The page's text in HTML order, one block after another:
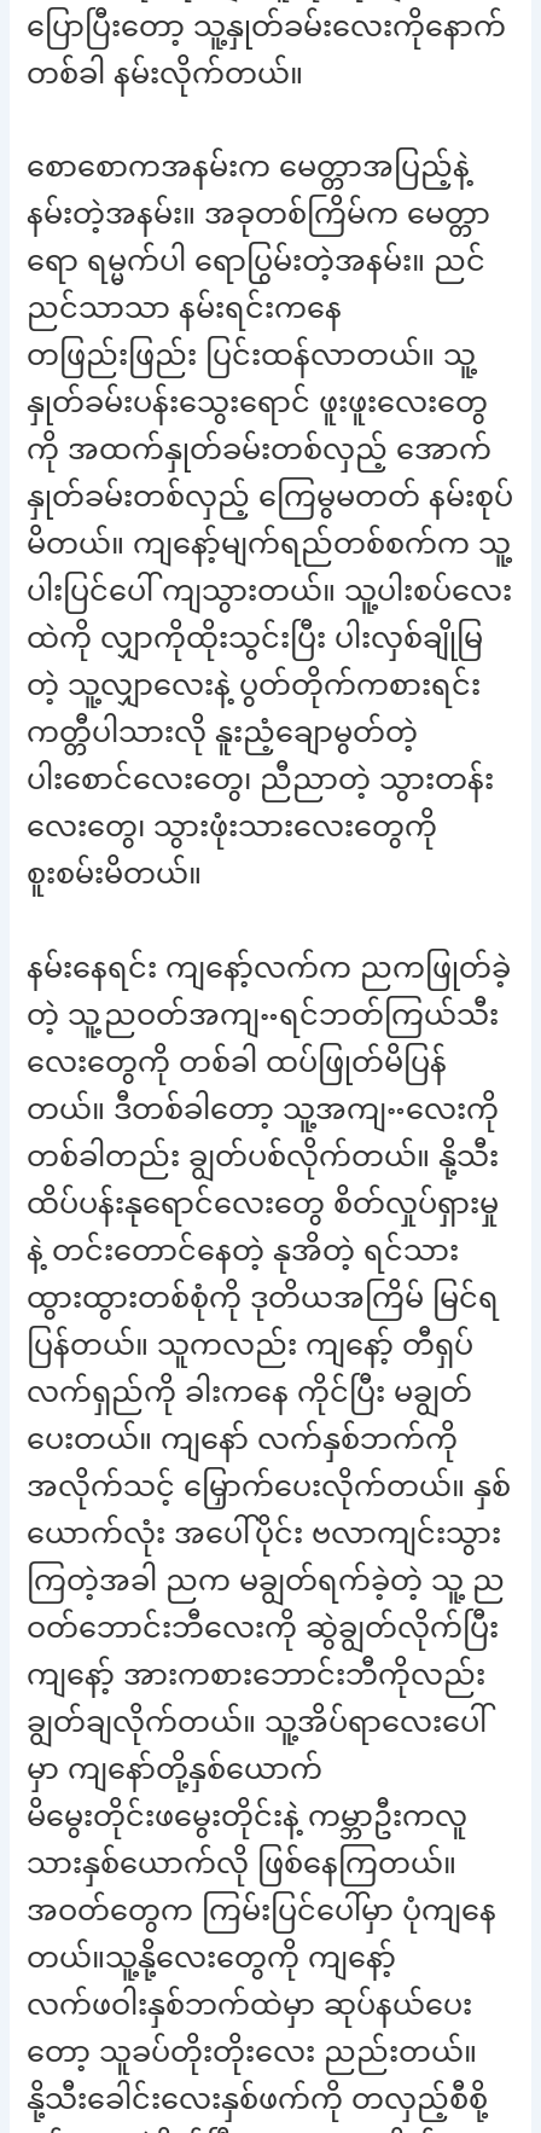
ပြောပြီးတော့ သူ့နှုတ်ခမ်းလေးကိုနောက်
တစ်ခါ နမ်းလိုက်တယ်။
စောစောကအနမ်းက မေတ္တာအပြည့်နဲ့
နမ်းတဲ့အနမ်း။ အခုတစ်ကြိမ်က မေတ္တာ
ရော ရမ္မက်ပါ ရောပြွမ်းတဲ့အနမ်း။ ညင်
ညင်သာသာ နမ်းရင်းကနေ
တဖြည်းဖြည်း ပြင်းထန်လာတယ်။ သူ့
နှုတ်ခမ်းပန်းသွေးရောင် ဖူးဖူးလေးတွေ
ကို အထက်နှုတ်ခမ်းတစ်လှည့် အောက်
နှုတ်ခမ်းတစ်လှည့် ကြေမွမတတ် နမ်းစုပ်
မိတယ်။ ကျနော့်မျက်ရည်တစ်စက်က သူ့
ပါးပြင်ပေါ် ကျသွားတယ်။ သူ့ပါးစပ်လေး
ထဲကို လျှာကိုထိုးသွင်းပြီး ပါးလှစ်ချိုမြ
တဲ့ သူ့လျှာလေးနဲ့ ပွတ်တိုက်ကစားရင်း
ကတ္တီပါသားလို နူးညံ့ချောမွတ်တဲ့
ပါးစောင်လေးတွေ၊ ညီညာတဲ့ သွားတန်း
လေးတွေ၊ သွားဖုံးသားလေးတွေကို
စူးစမ်းမိတယ်။
နမ်းနေရင်း ကျနော့်လက်က ညကဖြုတ်ခဲ့
တဲ့ သူ့ညဝတ်အကျႌရင်ဘတ်ကြယ်သီး
လေးတွေကို တစ်ခါ ထပ်ဖြုတ်မိပြန်
တယ်။ ဒီတစ်ခါတော့ သူ့အကျႌလေးကို
တစ်ခါတည်း ချွတ်ပစ်လိုက်တယ်။ နို့သီး
ထိပ်ပန်းနုရောင်လေးတွေ စိတ်လှုပ်ရှားမှု
နဲ့ တင်းတောင်နေတဲ့ နုအိတဲ့ ရင်သား
ထွားထွားတစ်စုံကို ဒုတိယအကြိမ် မြင်ရ
ပြန်တယ်။ သူကလည်း ကျနော့် တီရှပ်
လက်ရှည်ကို ခါးကနေ ကိုင်ပြီး မချွတ်
ပေးတယ်။ ကျနော် လက်နှစ်ဘက်ကို
အလိုက်သင့် မြှောက်ပေးလိုက်တယ်။ နှစ်
ယောက်လုံး အပေါ်ပိုင်း ဗလာကျင်းသွား
ကြတဲ့အခါ ညက မချွတ်ရက်ခဲ့တဲ့ သူ့ ည
ဝတ်ဘောင်းဘီလေးကို ဆွဲချွတ်လိုက်ပြီး
ကျနော့် အားကစားဘောင်းဘီကိုလည်း
ချွတ်ချလိုက်တယ်။ သူ့အိပ်ရာလေးပေါ်
မှာ ကျနော်တို့နှစ်ယောက်
မိမွေးတိုင်းဖမွေးတိုင်းနဲ့ ကမ္ဘာဦးကလူ
သားနှစ်ယောက်လို ဖြစ်နေကြတယ်။
အဝတ်တွေက ကြမ်းပြင်ပေါ်မှာ ပုံကျနေ
တယ်။သူ့နို့လေးတွေကို ကျနော့်
လက်ဖဝါးနှစ်ဘက်ထဲမှာ ဆုပ်နယ်ပေး
တော့ သူခပ်တိုးတိုးလေး ညည်းတယ်။
နို့သီးခေါင်းလေးနှစ်ဖက်ကို တလှည့်စီစို့